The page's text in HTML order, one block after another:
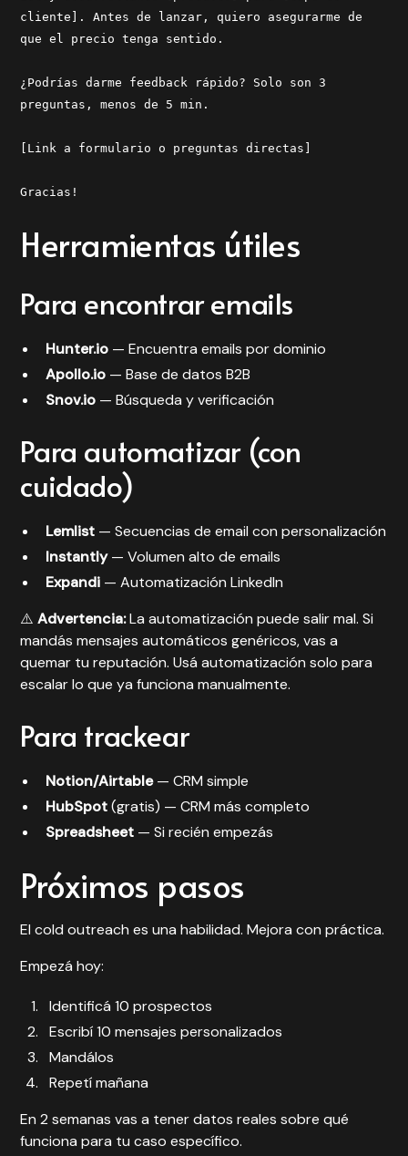
cliente]. Antes de lanzar, quiero asegurarme de
que el precio tenga sentido.
¿Podrías darme feedback rápido? Solo son 3
preguntas, menos de 5 min.
[Link a formulario o preguntas directas]
Gracias!
Herramientas útiles
Para encontrar emails
Hunter.io — Encuentra emails por dominio
Apollo.io — Base de datos B2B
Snov.io — Búsqueda y verificación
Para automatizar (con
cuidado)
Lemlist — Secuencias de email con personalización
Instantly— Volumen alto de emails
Expandi — Automatización LinkedIn
⚠️Advertencia:La automatización puede salir mal. Si
mandás mensajes automáticos genéricos, vas a
quemar tu reputación. Usá automatización solo para
escalar lo que ya funciona manualmente.
Para trackear
Notion/Airtable— CRM simple
HubSpot(gratis) — CRM más completo
Spreadsheet — Si recién empezás
Próximos pasos
El cold outreach es una habilidad. Mejora con práctica.
Empezá hoy:
Identificá 10 prospectos
Escribí 10 mensajes personalizados
Mandálos
Repetí mañana
En 2 semanas vas a tener datos reales sobre qué
funciona para tu caso específico.